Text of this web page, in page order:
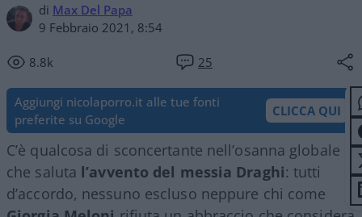
di Max Del Papa
9 Febbraio 2021, 8:54
8.8k 25
Aggiungi nicolaporro.it alle tue fonti
preferite su Google
CLICCA QUI
C’è qualcosa di sconcertante nell’osanna globale
che saluta l’avvento del messia Draghi: tutti
d’accordo, nessuno escluso neppure chi come